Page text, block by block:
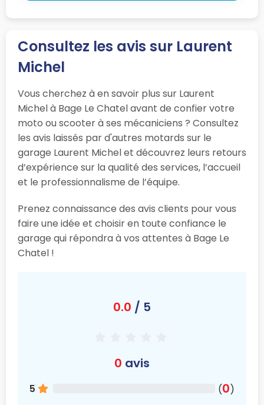
Consultez les avis sur Laurent
Michel
Vous cherchez à en savoir plus sur Laurent
Michel à Bage Le Chatel avant de confier votre
moto ou scooter à ses mécaniciens ? Consultez
les avis laissés par d'autres motards sur le
garage Laurent Michel et découvrez leurs retours
d’expérience sur la qualité des services, l’accueil
et le professionnalisme de l’équipe.
Prenez connaissance des avis clients pour vous
faire une idée et choisir en toute confiance le
garage qui répondra à vos attentes à Bage Le
Chatel !
0.0 / 5
0 avis
5 (0)